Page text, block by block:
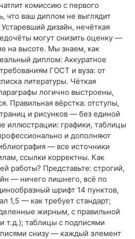
комиссию с первого
что ваш диплом не выглядит
дизайн, нечёткая
могут снизить оценку —
на высоте. Мы знаем, как
диплом: Аккуратное
ГОСТ и вуза: от
литературы. Чёткая
логично выстроены,
Правильная вёрстка: отступы,
и рисунков — без единой
иллюстрации: графики, таблицы
и дополняют
— все источники
ссылки корректны. Как
работы? Представьте: строгий,
— ничего лишнего, всё по
шрифт 14 пунктов,
1,5 — как требует стандарт;
жирным, с правильной
т. д.); таблицы с подписями
снизу — каждый элемент